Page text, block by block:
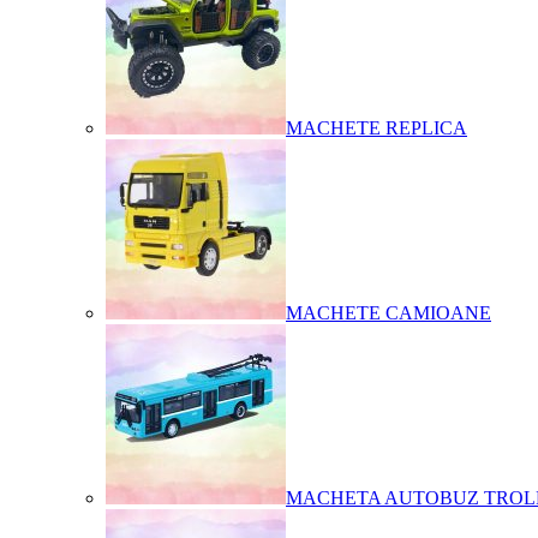
MACHETE REPLICA
MACHETE CAMIOANE
MACHETA AUTOBUZ